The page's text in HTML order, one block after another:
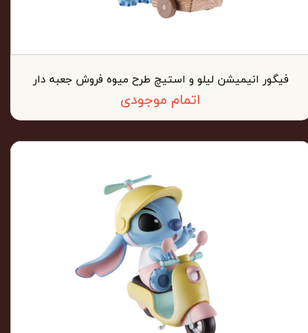
فیگور انیمیشن لیلو و استیچ طرح میوه فروش جعبه دار
اتمام موجودی